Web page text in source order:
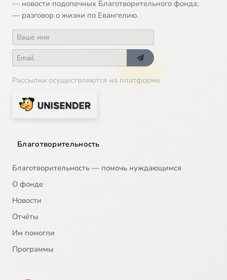
— новости подопечных Благотворительного фонда;
— разговор о жизни по Евангелию.
Рассылки осуществляются на платформе
Благотворительность
Благотворительность — помочь нуждающимся
О фонде
Новости
Отчёты
Им помогли
Программы